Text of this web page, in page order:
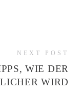
NEXT POST
WIE DER
WIRD